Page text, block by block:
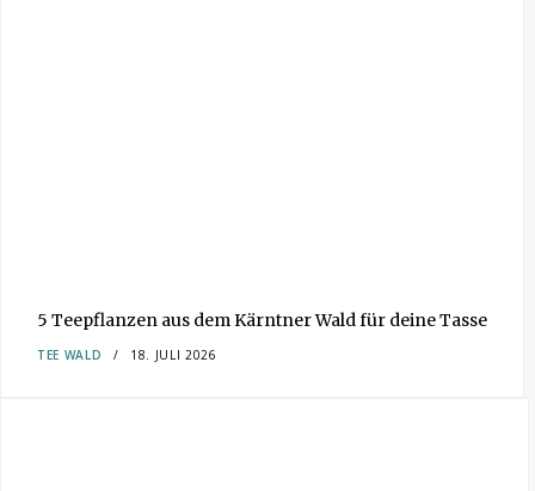
5 Teepflanzen aus dem Kärntner Wald für deine Tasse
TEE WALD 18. JULI 2026